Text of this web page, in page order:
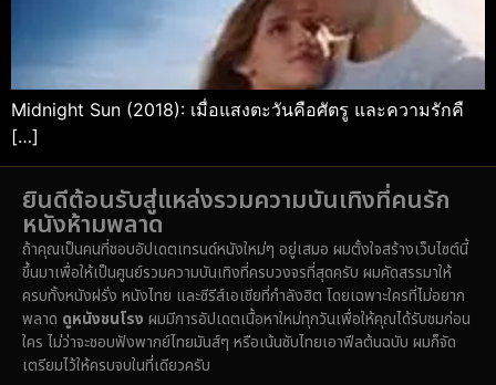
Midnight Sun (2018): เมื่อแสงตะวันคือศัตรู และความรักคื
[…]
ยินดีต้อนรับสู่แหล่งรวมความบันเทิงที่คนรัก
หนังห้ามพลาด
ถ้าคุณเป็นคนที่ชอบอัปเดตเทรนด์หนังใหม่ๆ อยู่เสมอ ผมตั้งใจสร้างเว็บไซต์นี้
ขึ้นมาเพื่อให้เป็นศูนย์รวมความบันเทิงที่ครบวงจรที่สุดครับ ผมคัดสรรมาให้
ครบทั้งหนังฝรั่ง หนังไทย และซีรีส์เอเชียที่กำลังฮิต โดยเฉพาะใครที่ไม่อยาก
พลาด ดูหนังชนโรง ผมมีการอัปเดตเนื้อหาใหม่ทุกวันเพื่อให้คุณได้รับชมก่อน
ใคร ไม่ว่าจะชอบฟังพากย์ไทยมันส์ๆ หรือเน้นซับไทยเอาฟีลต้นฉบับ ผมก็จัด
เตรียมไว้ให้ครบจบในที่เดียวครับ